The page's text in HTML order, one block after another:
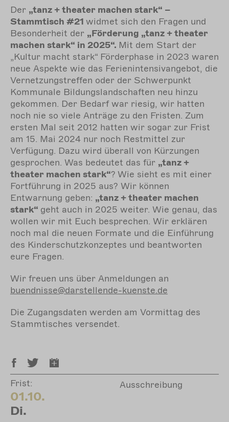
Der „tanz + theater machen stark“ –
Stammtisch #21 widmet sich den Fragen und
Besonderheit der „Förderung „tanz + theater
machen stark“ in 2025“. Mit dem Start der
„Kultur macht stark“ Förderphase in 2023 waren
neue Aspekte wie das Ferienintensivangebot, die
Vernetzungstreffen oder der Schwerpunkt
Kommunale Bildungslandschaften neu hinzu
gekommen. Der Bedarf war riesig, wir hatten
noch nie so viele Anträge zu den Fristen. Zum
ersten Mal seit 2012 hatten wir sogar zur Frist
am 15. Mai 2024 nur noch Restmittel zur
Verfügung. Dazu wird überall von Kürzungen
gesprochen. Was bedeutet das für „tanz +
theater machen stark“? Wie sieht es mit einer
Fortführung in 2025 aus? Wir können
Entwarnung geben: „tanz + theater machen
stark“ geht auch in 2025 weiter. Wie genau, das
wollen wir mit Euch besprechen. Wir erklären
noch mal die neuen Formate und die Einführung
des Kinderschutzkonzeptes und beantworten
eure Fragen.
Wir freuen uns über Anmeldungen an
buendnisse@darstellende-kuenste.de
Die Zugangsdaten werden am Vormittag des
Stammtisches versendet.
Frist:
01.10.
Di.
Ausschreibung